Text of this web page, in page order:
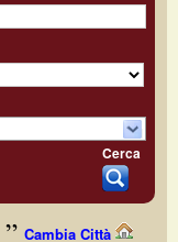
Cerca
Cambia Città